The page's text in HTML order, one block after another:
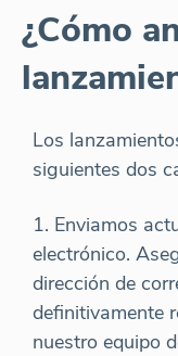
¿Cómo
Los
siguientes dos
1. Enviamos
electrónico.
dirección de
definitivamente
nuestro equipo